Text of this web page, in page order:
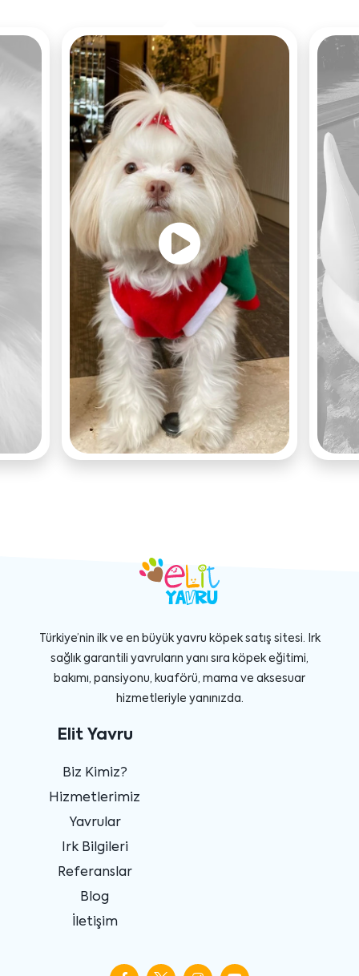
Türkiye’nin ilk ve en büyük yavru köpek satış sitesi. Irk
sağlık garantili yavruların yanı sıra köpek eğitimi,
bakımı, pansiyonu, kuaförü, mama ve aksesuar
hizmetleriyle yanınızda.
Elit Yavru
Biz Kimiz?
Hizmetlerimiz
Yavrular
Irk Bilgileri
Referanslar
Blog
İletişim